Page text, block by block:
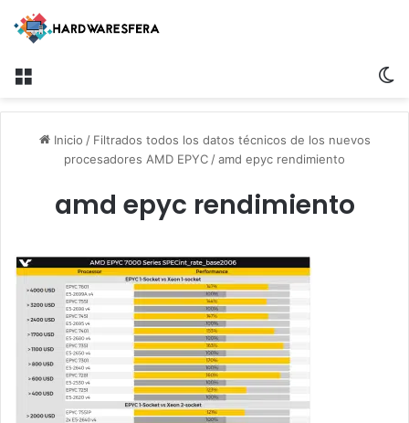
Inicio / Filtrados todos los datos técnicos de los nuevos
procesadores AMD EPYC /amd epyc rendimiento
amd epyc rendimiento